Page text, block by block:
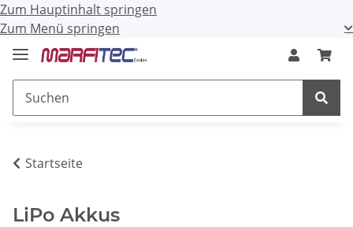
Zum Hauptinhalt springen
Zum Menü springen
Startseite
LiPo Akkus